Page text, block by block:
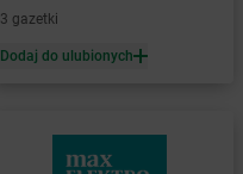
3 gazetki
Dodaj do ulubionych